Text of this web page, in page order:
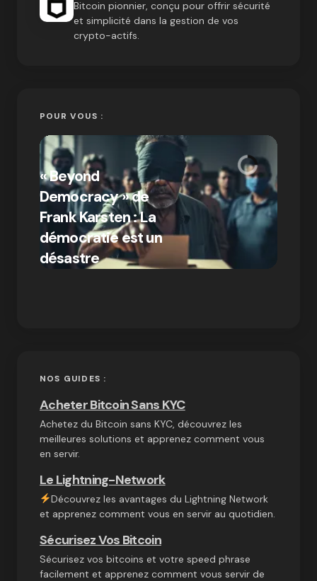
Bitcoin pionnier, conçu pour offrir sécurité
et simplicité dans la gestion de vos
crypto-actifs.
POUR VOUS :
« Beyond
Democracy » de
Frank Karsten : La
démocratie est un
désastre
par Ines Aissani
on 03/10/2024
NOS GUIDES :
Acheter Bitcoin Sans KYC
Achetez du Bitcoin sans KYC, découvrez les
meilleures solutions et apprenez comment vous
en servir.
Le Lightning-Network
Découvrez les avantages du Lightning Network
et apprenez comment vous en servir au quotidien.
Sécurisez Vos Bitcoin
Sécurisez vos bitcoins et votre speed phrase
facilement et apprenez comment vous servir de